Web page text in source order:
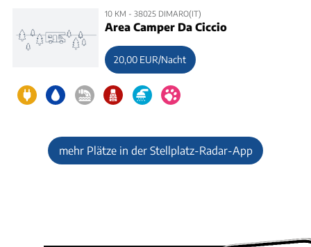
10 KM - 38025 DIMARO(IT)
Area Camper Da Ciccio
20,00 EUR/Nacht
mehr Plätze in der Stellplatz-Radar-App